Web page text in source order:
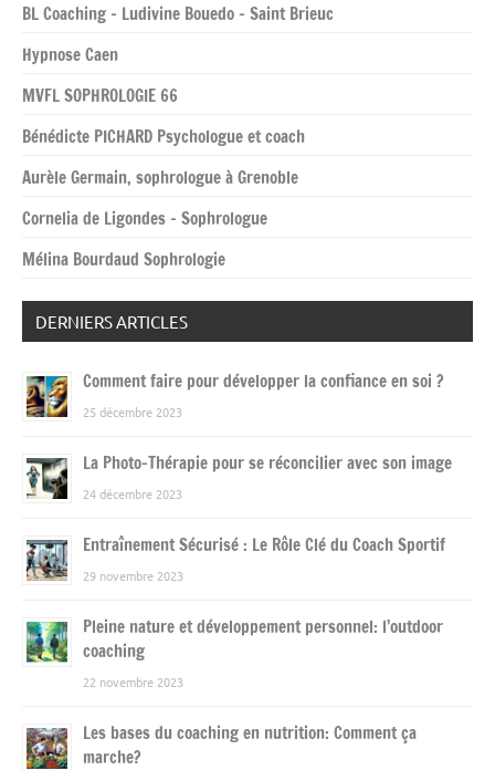
BL Coaching – Ludivine Bouedo – Saint Brieuc
Hypnose Caen
MVFL SOPHROLOGIE 66
Bénédicte PICHARD Psychologue et coach
Aurèle Germain, sophrologue à Grenoble
Cornelia de Ligondes – Sophrologue
Mélina Bourdaud Sophrologie
DERNIERS ARTICLES
Comment faire pour développer la confiance en soi ?
25 décembre 2023
La Photo-Thérapie pour se réconcilier avec son image
24 décembre 2023
Entraînement Sécurisé : Le Rôle Clé du Coach Sportif
29 novembre 2023
Pleine nature et développement personnel: l’outdoor
coaching
22 novembre 2023
Les bases du coaching en nutrition: Comment ça
marche?